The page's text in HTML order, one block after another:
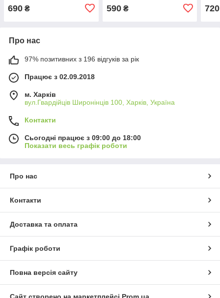
690 ₴ 590₴ 720
Про нас
97% позитивних з 196 відгуків за рік
Працює з 02.09.2018
м. Харків
вул.Гвардійців Широнінців 100, Харків, Україна
Контакти
Сьогодні працює з 09:00 до 18:00
Показати весь графік роботи
Про нас
Контакти
Доставка та оплата
Графік роботи
Повна версія сайту